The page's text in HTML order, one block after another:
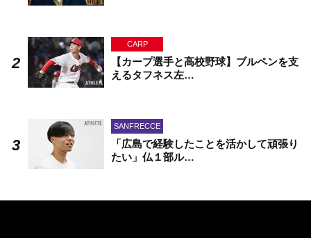
CARP
【カープ選手と高校野球】ブルペンを支
えるタフネス左…
SANFRECCE
「広島で経験したことを活かして頑張り
たい」仏１部ル…